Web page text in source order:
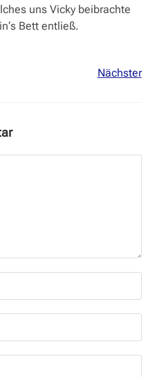
uns Vicky beibrachte
Bett entließ.
Nächster